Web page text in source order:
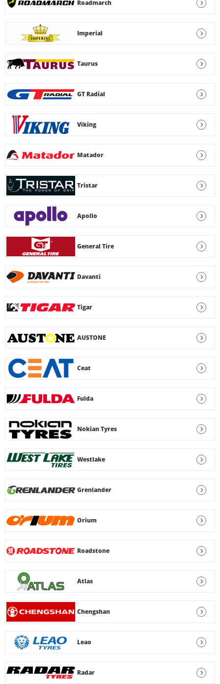
Roadmarch
Imperial
Taurus
GT Radial
Viking
Matador
Tristar
Apollo
General Tire
Davanti
Tigar
AUSTONE
Ceat
Fulda
Nokian Tyres
Westlake
Grenlander
Orium
Roadstone
Atlas
Chengshan
Leao
Radar